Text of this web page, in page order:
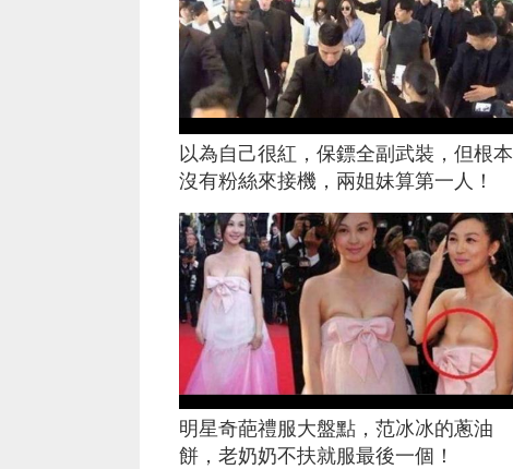
以為自己很紅，保鏢全副武裝，但根本
沒有粉絲來接機，兩姐妹算第一人！
明星奇葩禮服大盤點，范冰冰的蔥油
餅，老奶奶不扶就服最後一個！